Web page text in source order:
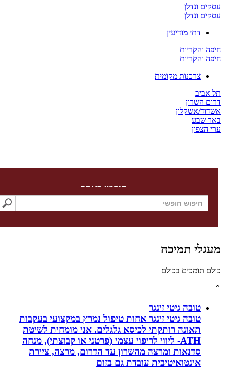
ונדלן
ונדלן
דתי מודיעין
צרכנות מקומית
אשקלון
חיפוש באתר
תמיכה
בכולם
טובה גיטי זינגר
טובה גיטי זינגר אחות טיפול נמרץ במקצועי בעקבות
תאונה רותקתי לכיסא גלגלים. אני מומחית לשיטת
ATH- ליווי לריפוי עצמי (פרטני או קבוצתי), מנחה
סדנאות ומרצה מהשרון עד הדרום, מרצה, ציירת
אינטואיטיבית עובדת גם בזום